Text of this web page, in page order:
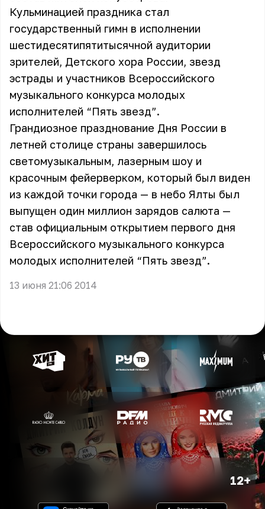
Кульминацией праздника стал
государственный гимн в исполнении
шестидесятипятитысячной аудитории
зрителей, Детского хора России, звезд
эстрады и участников Всероссийского
музыкального конкурса молодых
исполнителей “Пять звезд”.
Грандиозное празднование Дня России в
летней столице страны завершилось
светомузыкальным, лазерным шоу и
красочным фейерверком, который был виден
из каждой точки города — в небо Ялты был
выпущен один миллион зарядов салюта —
став официальным открытием первого дня
Всероссийского музыкального конкурса
молодых исполнителей “Пять звезд”.
13 июня 21:06 2014
12+